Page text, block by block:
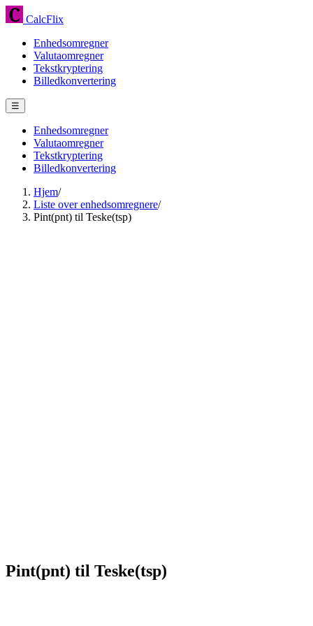
CalcFlix
Enhedsomregner
Valutaomregner
Tekstkryptering
Billedkonvertering
☰
Enhedsomregner
Valutaomregner
Tekstkryptering
Billedkonvertering
Hjem/
Liste over enhedsomregnere/
Pint(pnt) til Teske(tsp)
Pint(pnt) til Teske(tsp)